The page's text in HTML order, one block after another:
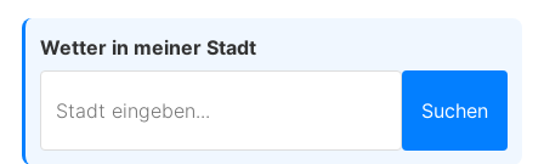
Wetter in meiner Stadt
Suchen